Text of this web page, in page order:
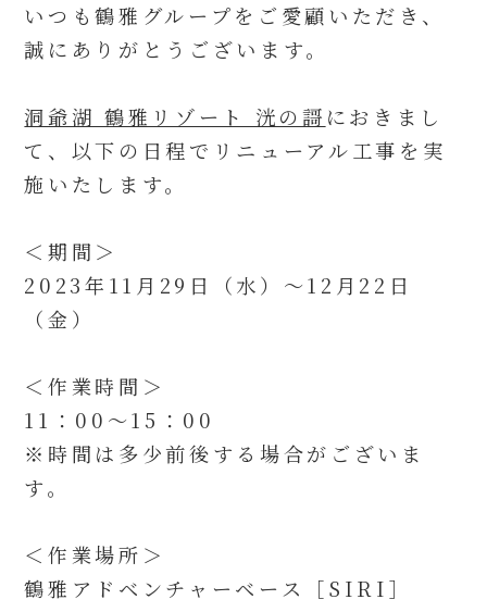
いつも鶴雅グループをご愛顧いただき、
誠にありがとうございます。
洞爺湖 鶴雅リゾート 洸の謌 におきまし
て、以下の日程でリニューアル工事を実
施いたします。
＜期間＞
2023年11月29日（水）～12月22日
（金）
＜作業時間＞
11：00～15：00
※時間は多少前後する場合がございま
す。
＜作業場所＞
鶴雅アドベンチャーベース［SIRI］